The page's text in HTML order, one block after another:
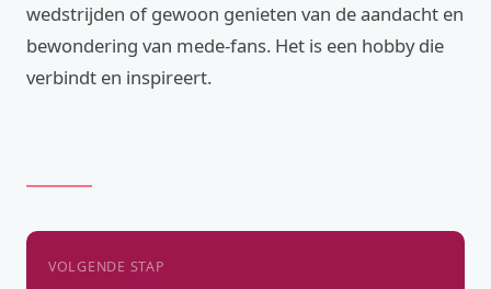
wedstrijden of gewoon genieten van de aandacht en
bewondering van mede-fans. Het is een hobby die
verbindt en inspireert.
VOLGENDE STAP